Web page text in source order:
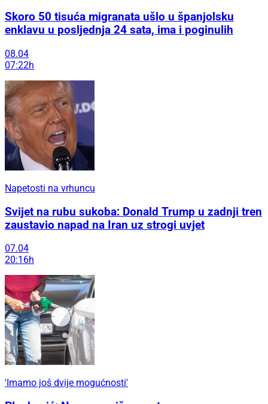
Skoro 50 tisuća migranata ušlo u španjolsku
enklavu u posljednja 24 sata, ima i poginulih
08.04
07:22h
Napetosti na vrhuncu
Svijet na rubu sukoba: Donald Trump u zadnji tren
zaustavio napad na Iran uz strogi uvjet
07.04
20:16h
'Imamo još dvije mogućnosti'